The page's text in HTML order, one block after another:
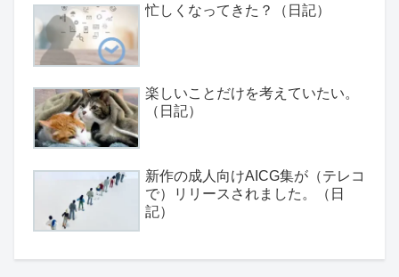
忙しくなってきた？（日記）
楽しいことだけを考えていたい。
（日記）
新作の成人向けAICG集が（テレコ
で）リリースされました。（日
記）